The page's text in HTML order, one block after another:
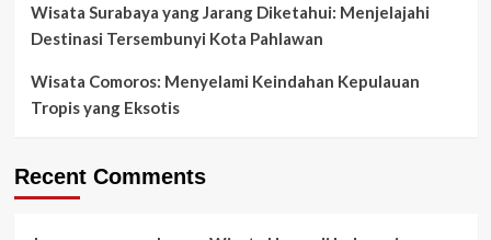
Wisata Surabaya yang Jarang Diketahui: Menjelajahi
Destinasi Tersembunyi Kota Pahlawan
Wisata Comoros: Menyelami Keindahan Kepulauan
Tropis yang Eksotis
Recent Comments